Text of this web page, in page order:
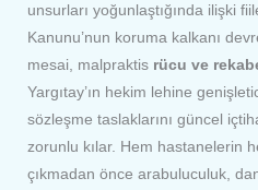
unsurları yoğunlaştığında ilişki
Kanunu’nun koruma kalkanı
mesai, malpraktis rücu ve
Yargıtay’ın hekim lehine
sözleşme taslaklarını güncel
zorunlu kılar. Hem hastanelerin
çıkmadan önce arabuluculuk,